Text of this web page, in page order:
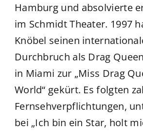
Hamburg und absolvierte
im Schmidt Theater. 1997
Knöbel seinen
Durchbruch als Drag
in Miami zur „Miss Drag
World“ gekürt. Es folgten
Fernsehverpflichtungen,
bei „Ich bin ein Star, holt